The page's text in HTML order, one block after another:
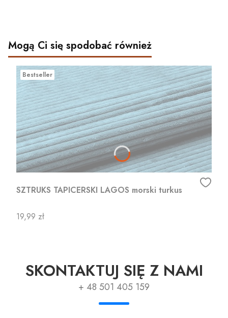
Mogą Ci się spodobać również
Bestseller
SZTRUKS TAPICERSKI LAGOS morski turkus
Cena
19,99 zł
SKONTAKTUJ SIĘ Z NAMI
+ 48 501 405 159